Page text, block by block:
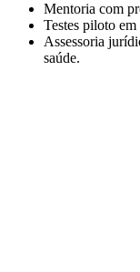
Mentoria com
Testes piloto
Assessoria
saúde.